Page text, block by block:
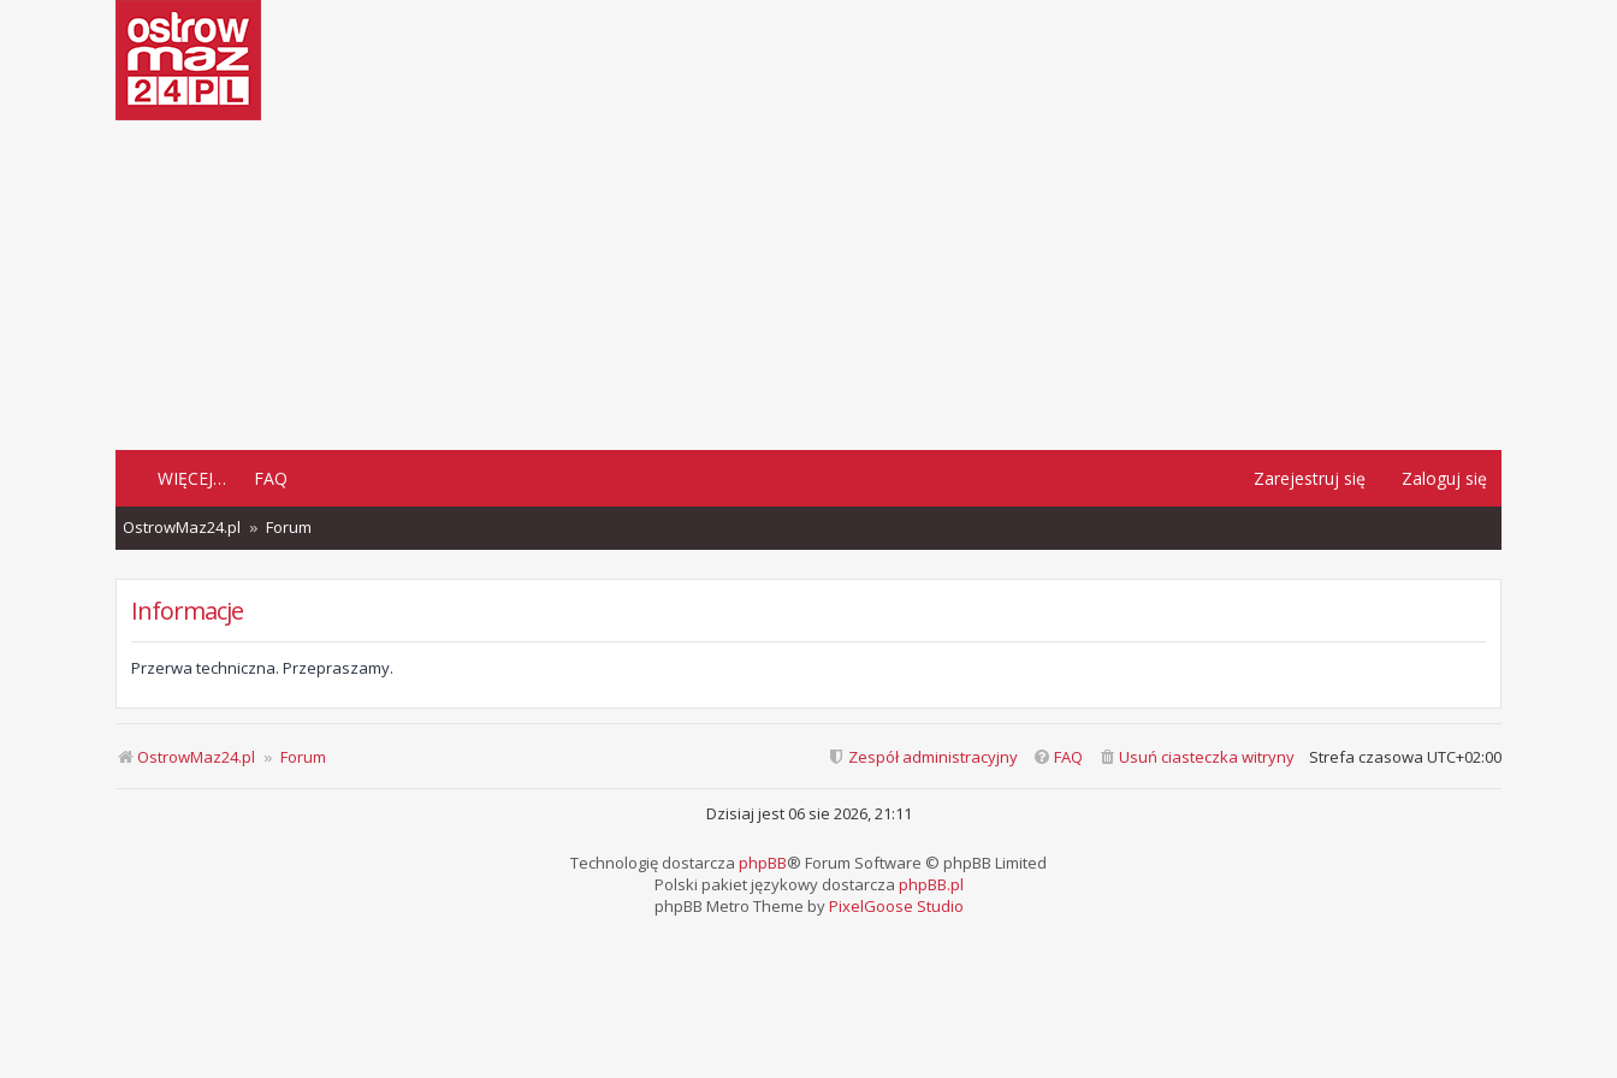
WIĘCEJ… FAQ Zaloguj się
Zarejestruj się
OstrowMaz24.pl Forum
Informacje
Przerwa techniczna. Przepraszamy.
OstrowMaz24.pl Forum Strefa czasowa UTC+02:00
Usuń ciasteczka witryny
FAQ
Zespół administracyjny
Dzisiaj jest 06 sie 2026, 21:11
Technologię dostarcza phpBB® Forum Software © phpBB Limited
Polski pakiet językowy dostarcza phpBB.pl
phpBB Metro Theme byPixelGoose Studio